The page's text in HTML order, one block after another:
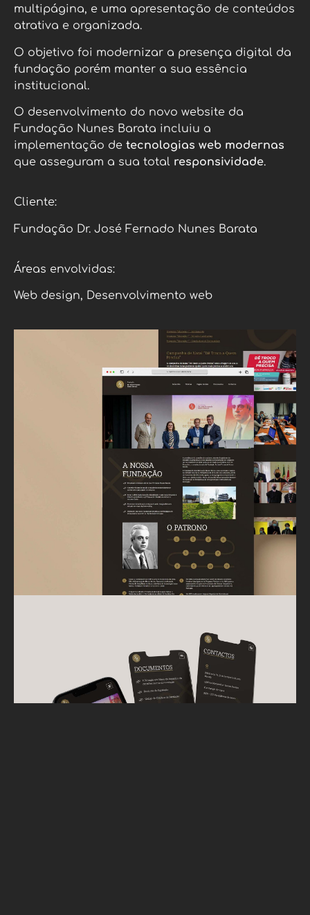
multipágina, e uma apresentação de conteúdos
atrativa e organizada.
O objetivo foi modernizar a presença digital da
fundação porém manter a sua essência
institucional.
O desenvolvimento do novo website da
Fundação Nunes Barata incluiu a
implementação de tecnologias web modernas
que asseguram a sua total responsividade.
Cliente:
Fundação Dr. José Fernado Nunes Barata
Áreas envolvidas:
Web design, Desenvolvimento web